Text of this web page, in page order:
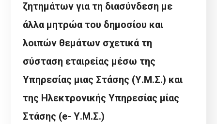
ζητημάτων για τη διασύνδεση με
άλλα μητρώα του δημοσίου και
λοιπών θεμάτων σχετικά τη
σύσταση εταιρείας μέσω της
Υπηρεσίας μιας Στάσης (Υ.Μ.Σ.) και
της Ηλεκτρονικής Υπηρεσίας μίας
Στάσης (e- Υ.Μ.Σ.)